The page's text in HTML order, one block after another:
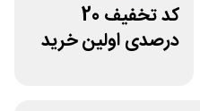
کد تخفیف 20
درصدی اولین خرید